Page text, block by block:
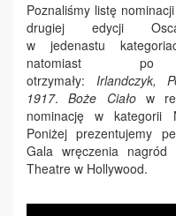
Poznaliśmy listę
drugiej edycji
w jedenastu
natomiast po
otrzymały: Irlandczyk,
1917. Boże Ciałow
nominację w kategorii
Poniżej prezentujemy
Gala wręczenia
Theatre w Hollywood.